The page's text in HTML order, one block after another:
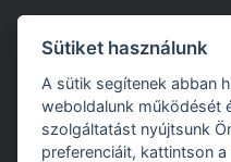
Próbálja ki a GEO5
Sütiket használunk
A sütik segítenek abban
weboldalunk működését
szolgáltatást nyújtsunk
preferenciáit, kattintson